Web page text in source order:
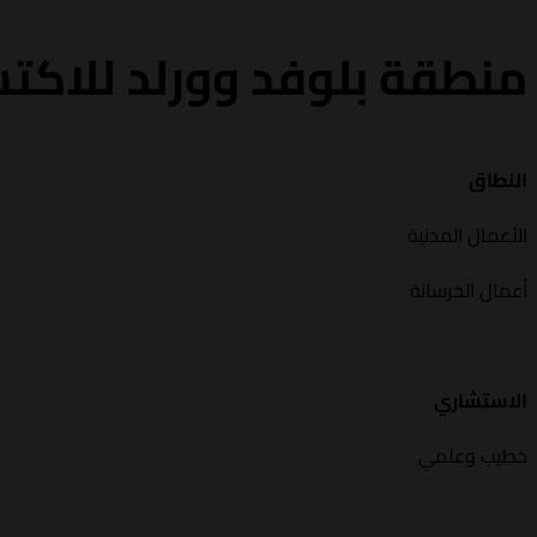
منطقة بلوفد وورلد
النطاق
الأعمال المدنية
أعمال الخرسانة
الاستشاري
خطيب وعلمي